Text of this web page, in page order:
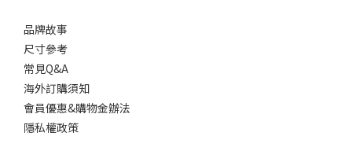
品牌故事
尺寸參考
常見Q&A
海外訂購須知
會員優惠&購物金辦法
隱私權政策